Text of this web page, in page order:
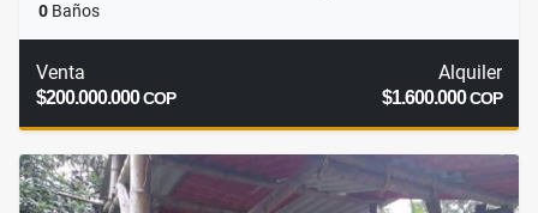
0 Baños
Venta
$200.000.000COP
Alquiler
$1.600.000COP